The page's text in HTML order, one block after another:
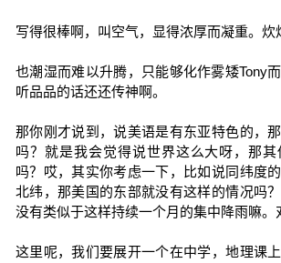
写得很棒啊，叫空气，显得浓厚而凝重。炊
也潮湿而难以升腾，只能够化作雾矮Tony
听品品的话还还传神啊。
那你刚才说到，说美语是有东亚特色的，
吗？就是我会觉得说世界这么大呀，那
吗？哎，其实你考虑一下，比如说同纬度
北纬，那美国的东部就没有这样的情况吗
没有类似于这样持续一个月的集中降雨嘛。
这里呢，我们要展开一个在中学，地理课